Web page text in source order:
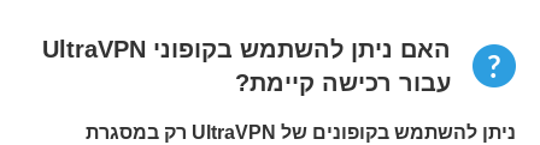
האם ניתן להשתמש בקופוני UltraVPN
עבור רכישה קיימת?
ניתן להשתמש בקופונים של UltraVPN רק במסגרת